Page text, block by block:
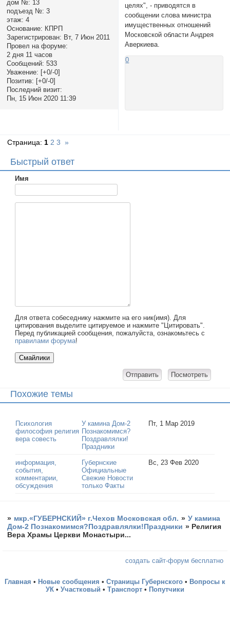
дом №: 13
подъезд №: 3
этаж: 4
Основание: КПРП
Зарегистрирован: Вт, 7 Июн 2011
Провел на форуме:
2 дня 11 часов
Сообщений: 533
Уважение: [+0/-0]
Позитив: [+0/-0]
Последний визит:
Пн, 15 Июн 2020 11:39
целях", - приводятся в
сообщении слова министра
имущественных отношений
Московской области Андрея
Аверкиева.
0
Страница: 1 2 3 »
Быстрый ответ
Имя
Для ответа собеседнику нажмите на его ник(имя). Для
цитирования выделите цитируемое и нажмите "Цитировать".
Перед публикацией сообщения, пожалуйста, ознакомьтесь с
правилами форума!
Похожие темы
Психология
философия религия
вера совесть
У камина Дом-2
Познакомимся?
Поздравлялки!
Праздники
Пт, 1 Мар 2019
информация,
события,
комментарии,
обсуждения
Губернские
Официальные
Свежие Новости
только Факты
Вс, 23 Фев 2020
» мкр.«ГУБЕРНСКИЙ» г.Чехов Московская обл. » У камина
Дом-2 Познакомимся?Поздравлялки!Праздники » Религия
Вера Храмы Церкви Монастыри...
создать сайт-форум бесплатно
Главная • Новые сообщения • Страницы Губернского • Вопросы к
УК • Участковый • Транспорт • Попутчики